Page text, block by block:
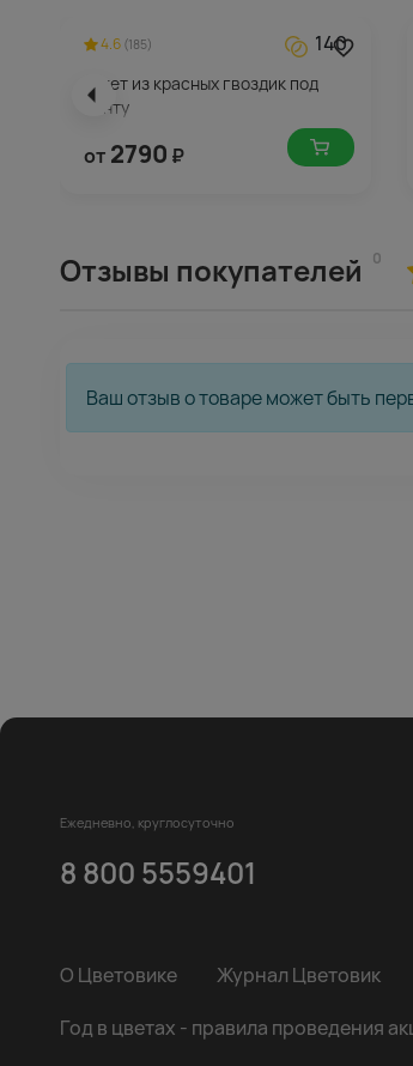
4.6 (185) 140
Букет из красных гвоздик под
ленту
от 2790 ₽
Отзывы покупателей 0
Ваш отзыв о товаре может быть
Ежедневно, круглосуточно
8 800 5559401
О Цветовике Журнал Цветовик
Год в цветах - правила проведения